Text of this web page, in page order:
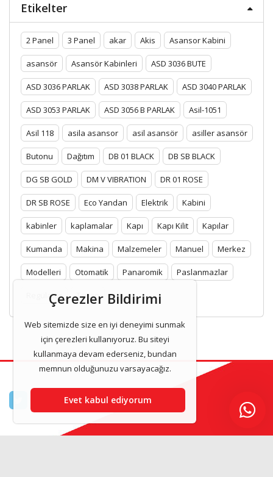
Etikelter
2 Panel 3 Panel akar Akis Asansor Kabini
asansör Asansör Kabinleri ASD 3036 BUTE
ASD 3036 PARLAK ASD 3038 PARLAK ASD 3040 PARLAK
ASD 3053 PARLAK ASD 3056 B PARLAK Asil-1051
Asil 118 asila asansor asil asansör asiller asansör
Butonu Dağıtım DB 01 BLACK DB SB BLACK
DG SB GOLD DM V VIBRATION DR 01 ROSE
DR SB ROSE Eco Yandan Elektrik Kabini
kabinler kaplamalar Kapı Kapı Kilit Kapılar
Kumanda Makina Malzemeler Manuel Merkez
Modelleri Otomatik Panaromik Paslanmazlar
Regülatör Tavan
Çerezler Bildirimi
Web sitemizde size en iyi deneyimi sunmak
için çerezleri kullanıyoruz. Bu siteyi
kullanmaya devam ederseniz, bundan
memnun olduğunuzu varsayacağız.
Evet kabul ediyorum